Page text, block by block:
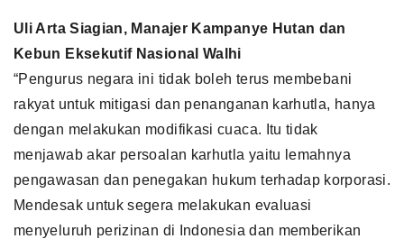
Uli Arta Siagian, Manajer Kampanye Hutan dan
Kebun Eksekutif Nasional Walhi
“Pengurus negara ini tidak boleh terus membebani
rakyat untuk mitigasi dan penanganan karhutla, hanya
dengan melakukan modifikasi cuaca. Itu tidak
menjawab akar persoalan karhutla yaitu lemahnya
pengawasan dan penegakan hukum terhadap korporasi.
Mendesak untuk segera melakukan evaluasi
menyeluruh perizinan di Indonesia dan memberikan